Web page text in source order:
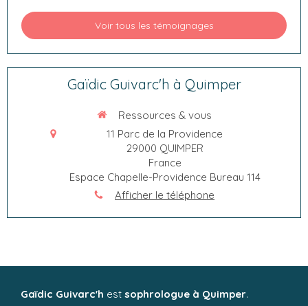
Voir tous les témoignages
Gaïdic Guivarc'h à Quimper
Ressources & vous
11 Parc de la Providence
29000 QUIMPER
France
Espace Chapelle-Providence Bureau 114
Afficher le téléphone
Gaïdic Guivarc'h est sophrologue à Quimper.